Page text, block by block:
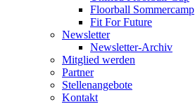
Floorball Sommercamp
Fit For Future
Newsletter
Newsletter-Archiv
Mitglied werden
Partner
Stellenangebote
Kontakt